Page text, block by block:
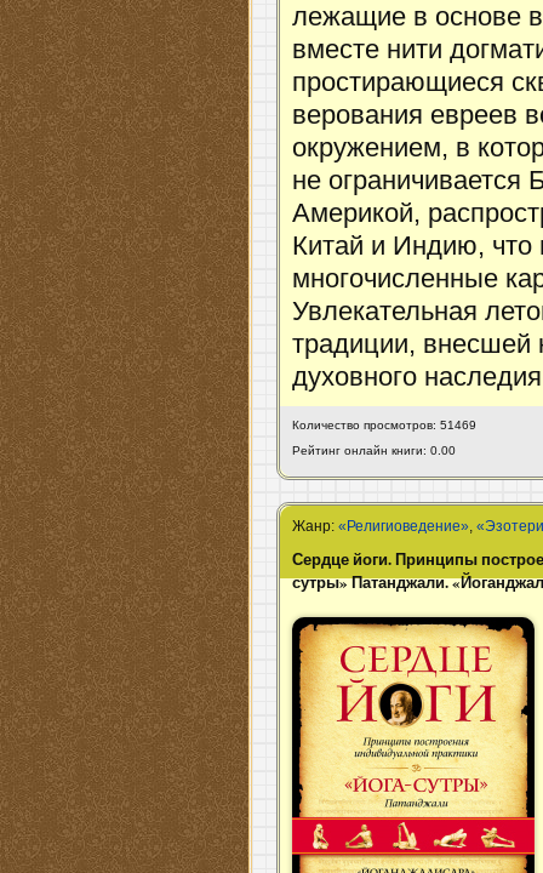
лежащие в основе
вместе нити
простирающиеся
верования евреев
окружением, в
не
Америкой,
Китай и Индию, что
многочисленные
Увлекательная
традиции, внесшей
духовного
Количество просмотров: 51469
Рейтинг онлайн книги: 0.00
Жанр:«Религиоведение»,
Сердце йоги. Принципы
сутры» Патанджали.